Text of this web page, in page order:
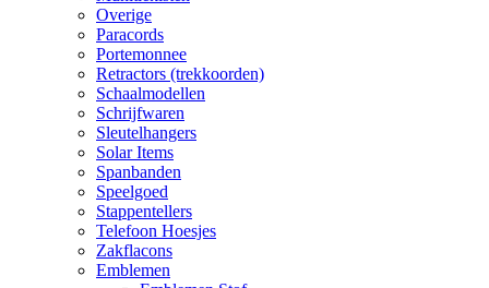
Overige
Paracords
Portemonnee
Retractors (trekkoorden)
Schaalmodellen
Schrijfwaren
Sleutelhangers
Solar Items
Spanbanden
Speelgoed
Stappentellers
Telefoon Hoesjes
Zakflacons
Emblemen